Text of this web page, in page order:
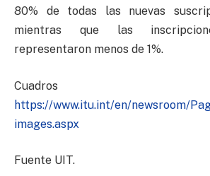
80% de todas las nuevas
mientras que las
representaron menos de 1%.
Cuadros
https://www.itu.int/en/newsroom/
images.aspx
Fuente UIT.